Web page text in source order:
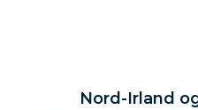
Nord-Irland